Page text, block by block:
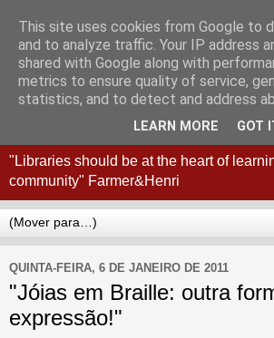
Coordenação
Interconcelhia
do Castelo +
"Libraries should be at the heart of
community" Farmer&Henri
QUINTA-FEIRA, 6 DE JANEIRO DE 2011
"Jóias em Braille: outra
expressão!"
This site uses cookies from Google to
and to analyze traffic. Your IP address
shared with Google along with
metrics to ensure quality of service,
statistics, and to detect and address
LEARN MORE GOT